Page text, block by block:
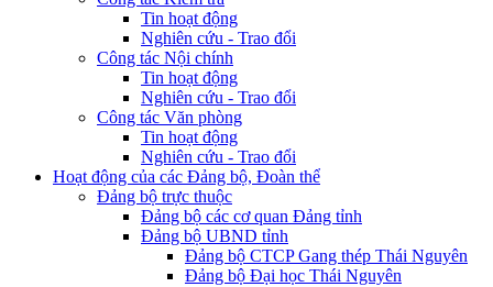
Tin hoạt động
Nghiên cứu - Trao đổi
Công tác Nội chính
Tin hoạt động
Nghiên cứu - Trao đổi
Công tác Văn phòng
Tin hoạt động
Nghiên cứu - Trao đổi
Hoạt động của các Đảng bộ, Đoàn thể
Đảng bộ trực thuộc
Đảng bộ các cơ quan Đảng tỉnh
Đảng bộ UBND tỉnh
Đảng bộ CTCP Gang thép Thái Nguyên
Đảng bộ Đại học Thái Nguyên